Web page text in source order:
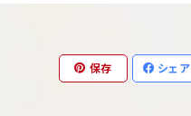
保存 シェア